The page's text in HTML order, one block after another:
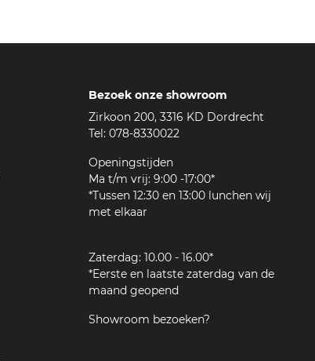
Bezoek onze showroom
Zirkoon 200, 3316 KD Dordrecht
Tel: 078-8330022
Openingstijden
Ma t/m vrij: 9:00 -17:00*
*Tussen 12:30 en 13:00 lunchen wij
met elkaar
Zaterdag: 10.00 - 16.00*
*Eerste en laatste zaterdag van de
maand geopend
Showroom bezoeken?